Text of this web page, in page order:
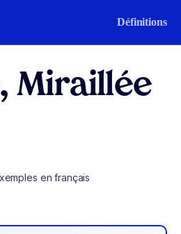
Définitions
Miraillée
en français